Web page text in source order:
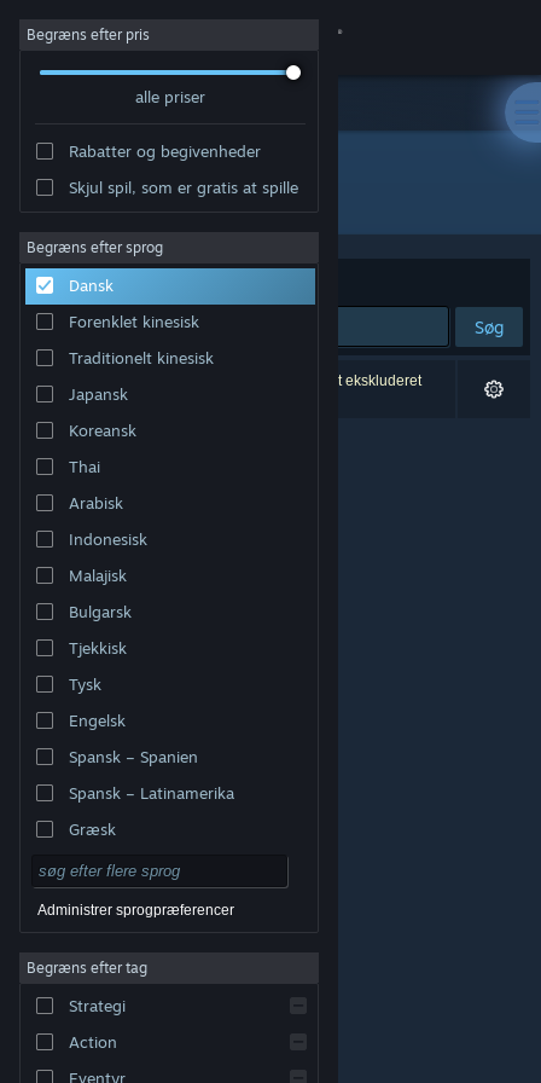
Log på
Om
Support
Skift sprog
Hent Steam-mobilappen
Vis desktop-webside
varemærker tilhører deres respektive indehavere i USA
Tilgængelighed
Refunderinger|
Begræns efter pris
alle priser
Rabatter og begivenheder
Skjul spil, som er gratis at spille
Begræns efter sprog
Dansk
Forenklet kinesisk
Traditionelt kinesisk
Japansk
Koreansk
Thai
Arabisk
Indonesisk
Malajisk
Bulgarsk
Tjekkisk
Tysk
Engelsk
Spansk – Spanien
Spansk – Latinamerika
Græsk
Administrer sprogpræferencer
Begræns efter tag
Strategi
Action
Eventyr
Udvikler: Nysko Games Ltd.
Sorter efter Relevans
Søg
0 resultater matcher din søgning. 2 titler er blevet ekskluderet
baseret på dine præferencer.